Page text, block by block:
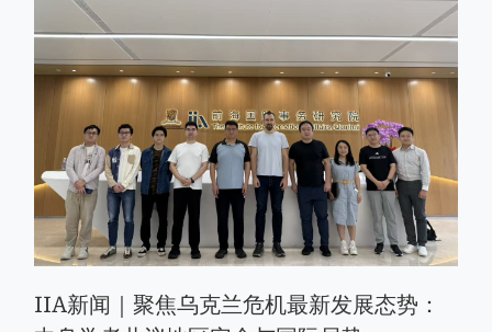
IIA新闻｜聚焦乌克兰危机最新发展态势：